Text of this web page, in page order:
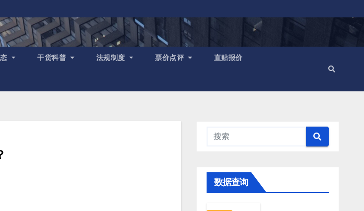
干货科普 法规制度 票价点评 直贴报价
数据查询